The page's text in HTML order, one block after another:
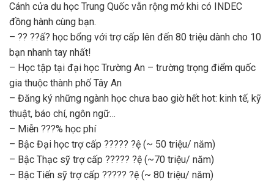
Cánh cửa du học Trung Quốc vẫn rộng mở khi có INDEC
đồng hành cùng bạn.
– ?? ??ấ? học bổng với trợ cấp lên đến 80 triệu dành cho 10
bạn nhanh tay nhất!
– Học tập tại đại học Trường An – trường trọng điểm quốc
gia thuộc thành phố Tây An
– Đăng ký những ngành học chưa bao giờ hết hot: kinh tế, kỹ
thuật, báo chí, ngôn ngữ…
– Miễn ???% học phí
– Bậc Đại học trợ cấp ????? ?ệ (~ 50 triệu/ năm)
– Bậc Thạc sỹ trợ cấp ????? ?ệ (~70 triệu/ năm)
– Bậc Tiến sỹ trợ cấp ????? ?ệ (~ 80 triệu/ năm)